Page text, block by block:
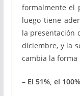
formalmente el
luego tiene
la presentación
diciembre, y la
cambia la forma
– El 51%, el